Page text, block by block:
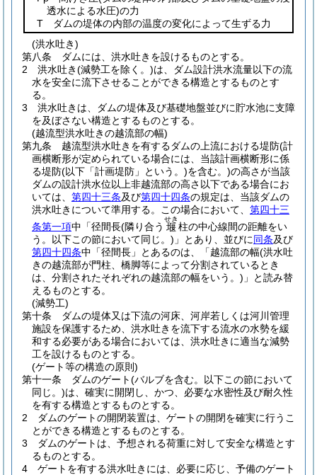
透水による水圧)の力
T ダムの堤体の内部の温度の変化によって生ずる力
(洪水吐き)
第八条
ダムには、洪水吐きを設けるものとする。
2
洪水吐き(減勢工を除く。)は、ダム設計洪水流量以下の流
水を安全に流下させることができる構造とするものとす
る。
3
洪水吐きは、ダムの堤体及び基礎地盤並びに貯水池に支障
を及ぼさない構造とするものとする。
(越流型洪水吐きの越流部の幅)
第九条
越流型洪水吐きを有するダムの上流における堤防(計
画横断形が定められている場合には、当該計画横断形に係
る堤防(以下「計画堤防」という。)を含む。)の高さが当該
ダムの設計洪水位以上非越流部の高さ以下である場合にお
いては、 第四十三条及び第四十四条の規定は、当該ダムの
洪水吐きについて準用する。
この場合において、 第四十三
条第一項中「径間長(隣り合う 堰
せき
柱の中心線間の距離をい
う。以下この節において同じ。) 」とあり、並びに同条及び
第四十四条中「径間長」とあるのは、「越流部の幅(洪水吐
きの越流部が門柱、橋脚等によって分割されているとき
は、分割されたそれぞれの越流部の幅をいう。) 」と読み替
えるものとする。
(減勢工)
第十条
ダムの堤体又は下流の河床、河岸若しくは河川管理
施設を保護するため、洪水吐きを流下する流水の水勢を緩
和する必要がある場合においては、洪水吐きに適当な減勢
工を設けるものとする。
(ゲート等の構造の原則)
第十一条
ダムのゲート(バルブを含む。以下この節において
同じ。)は、確実に開閉し、かつ、必要な水密性及び耐久性
を有する構造とするものとする。
2
ダムのゲートの開閉装置は、ゲートの開閉を確実に行うこ
とができる構造とするものとする。
3
ダムのゲートは、予想される荷重に対して安全な構造とす
るものとする。
4
ゲートを有する洪水吐きには、必要に応じ、予備のゲート